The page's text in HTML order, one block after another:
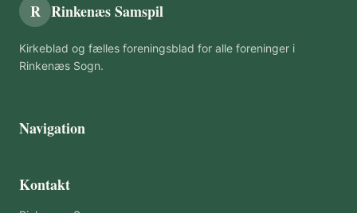
R Rinkenæs Samspil
Kirkeblad og fælles foreningsblad for alle foreninger i
Rinkenæs Sogn.
Navigation
Kontakt